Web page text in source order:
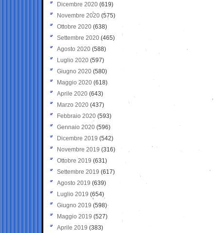
Dicembre 2020 (619)
Novembre 2020 (575)
Ottobre 2020 (638)
Settembre 2020(465)
Agosto 2020 (588)
Luglio 2020 (597)
Giugno 2020 (580)
Maggio 2020 (618)
Aprile 2020 (643)
Marzo 2020 (437)
Febbraio 2020 (593)
Gennaio 2020 (596)
Dicembre 2019 (542)
Novembre 2019 (316)
Ottobre 2019 (631)
Settembre 2019 (617)
Agosto 2019 (639)
Luglio 2019 (654)
Giugno 2019 (598)
Maggio 2019 (527)
Aprile 2019 (383)